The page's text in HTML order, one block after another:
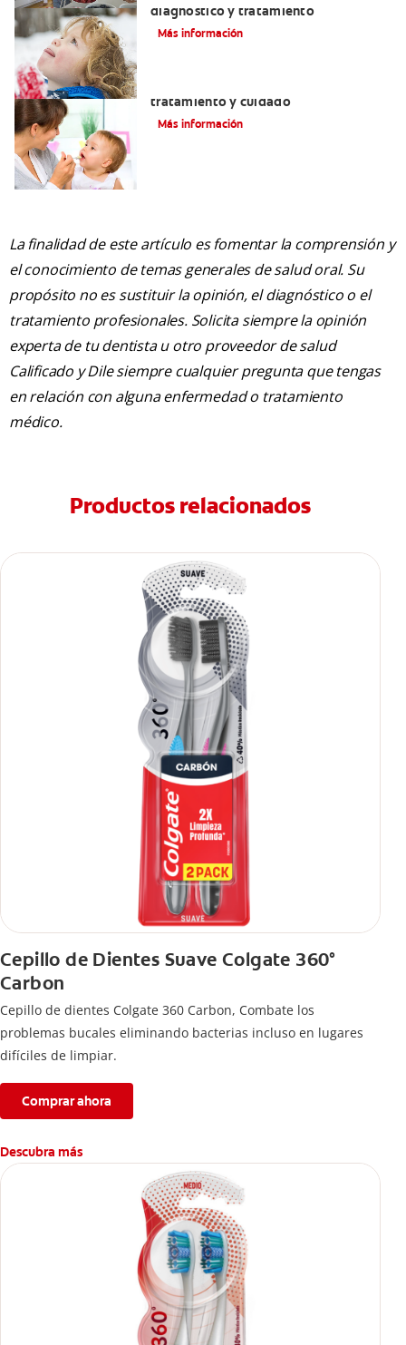
diagnóstico y tratamiento
Más información
tratamiento y cuidado
Más información
La finalidad de este artículo es fomentar la comprensión y
el conocimiento de temas generales de salud oral. Su
propósito no es sustituir la opinión, el diagnóstico o el
tratamiento profesionales. Solicita siempre la opinión
experta de tu dentista u otro proveedor de salud
Calificado y Dile siempre cualquier pregunta que tengas
en relación con alguna enfermedad o tratamiento
médico.
Productos relacionados
Cepillo de Dientes Suave Colgate 360°
Carbon
Cepillo de dientes Colgate 360 ​​Carbon, Combate los
problemas bucales eliminando bacterias incluso en lugares
difíciles de limpiar.
Comprar ahora
Descubra más